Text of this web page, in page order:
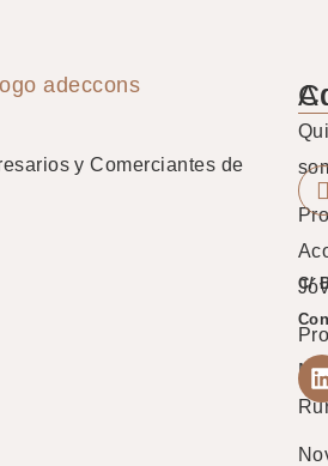
y Comerciantes de
C/